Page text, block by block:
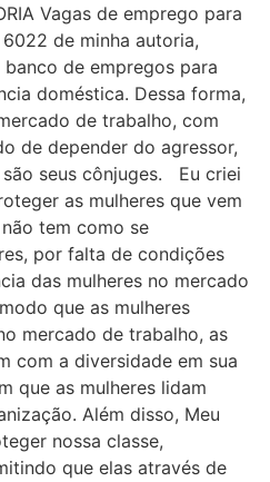
Vagas de emprego para
de minha autoria,
de empregos para
doméstica. Dessa forma,
de trabalho, com
de depender do agressor,
seus cônjuges. Eu criei
as mulheres que vem
tem como se
por falta de condições
das mulheres no mercado
que as mulheres
mercado de trabalho, as
com a diversidade em sua
que as mulheres lidam
Além disso, Meu
nossa classe,
que elas através de